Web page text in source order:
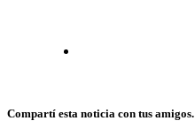
Compartí esta noticia con tus amigos.